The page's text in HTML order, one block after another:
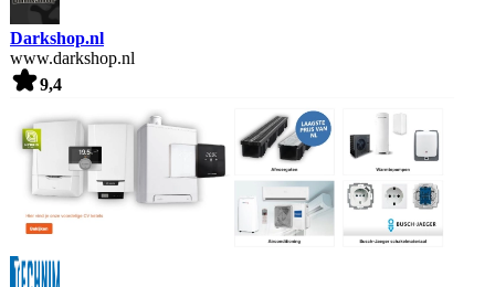
Darkshop.nl
www.darkshop.nl
9,4